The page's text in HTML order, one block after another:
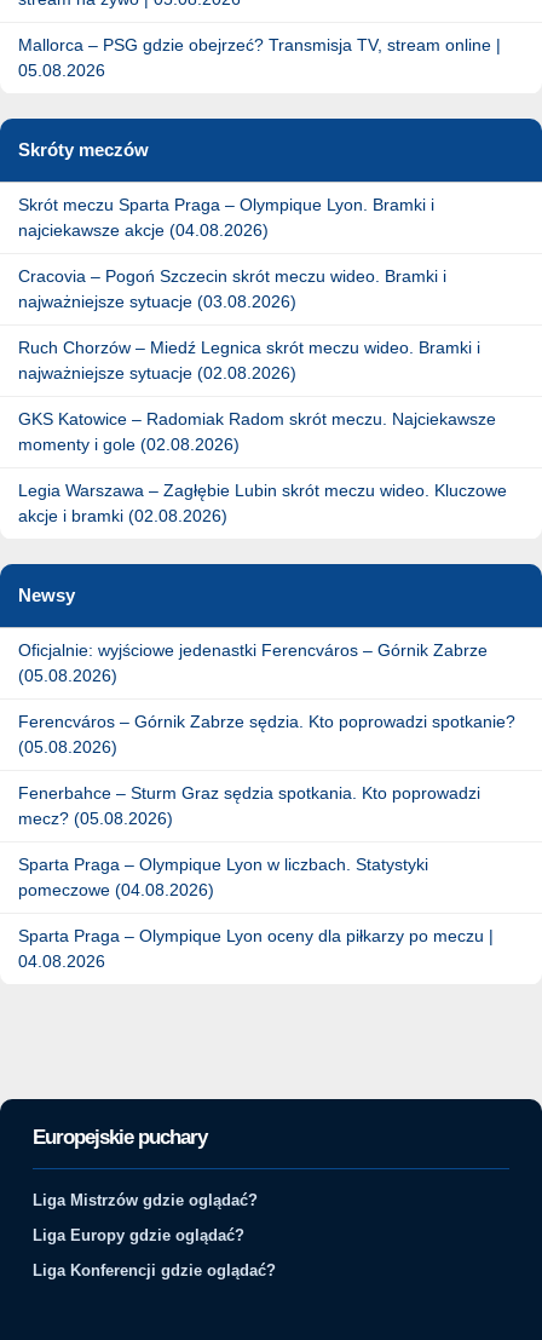
Mallorca – PSG gdzie obejrzeć? Transmisja TV, stream online |
05.08.2026
Skróty meczów
Skrót meczu Sparta Praga – Olympique Lyon. Bramki i
najciekawsze akcje (04.08.2026)
Cracovia – Pogoń Szczecin skrót meczu wideo. Bramki i
najważniejsze sytuacje (03.08.2026)
Ruch Chorzów – Miedź Legnica skrót meczu wideo. Bramki i
najważniejsze sytuacje (02.08.2026)
GKS Katowice – Radomiak Radom skrót meczu. Najciekawsze
momenty i gole (02.08.2026)
Legia Warszawa – Zagłębie Lubin skrót meczu wideo. Kluczowe
akcje i bramki (02.08.2026)
Newsy
Oficjalnie: wyjściowe jedenastki Ferencváros – Górnik Zabrze
(05.08.2026)
Ferencváros – Górnik Zabrze sędzia. Kto poprowadzi spotkanie?
(05.08.2026)
Fenerbahce – Sturm Graz sędzia spotkania. Kto poprowadzi
mecz? (05.08.2026)
Sparta Praga – Olympique Lyon w liczbach. Statystyki
pomeczowe (04.08.2026)
Sparta Praga – Olympique Lyon oceny dla piłkarzy po meczu |
04.08.2026
Europejskie puchary
Liga Mistrzów gdzie oglądać?
Liga Europy gdzie oglądać?
Liga Konferencji gdzie oglądać?